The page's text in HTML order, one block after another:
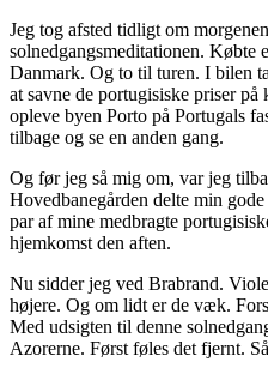
Jeg tog afsted tidligt om
solnedgangsmeditationen. Købte
Danmark. Og to til turen. I bilen
at savne de portugisiske priser
opleve byen Porto på Portugals
tilbage og se en anden gang.
Og før jeg så mig om, var jeg
Hovedbanegården delte min
par af mine medbragte
hjemkomst den aften.
Nu sidder jeg ved Brabrand.
højere. Og om lidt er de væk.
Med udsigten til denne
Azorerne. Først føles det fjernt.